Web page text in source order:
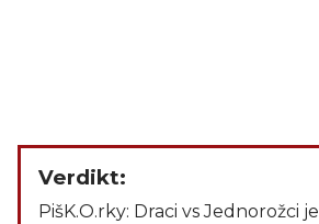
Verdikt:
PišK.O.rky: Draci vs Jednorožci